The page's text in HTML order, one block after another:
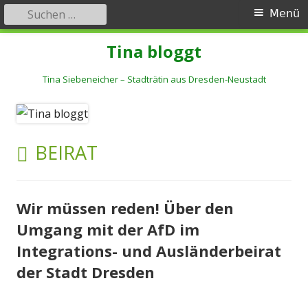
Tina bloggt
Tina Siebeneicher – Stadträtin aus Dresden-Neustadt
Primäres
Menü
Suchen
nach:
SCHLAGWORT:
BEIRAT
Wir müssen reden! Über den
Umgang mit der AfD im
Integrations- und Ausländerbeirat
der Stadt Dresden